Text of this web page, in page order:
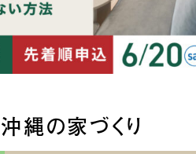
縄の家づくり